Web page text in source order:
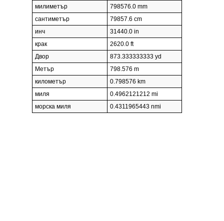
милиметър
798576.0 mm
сантиметър
79857.6 cm
инч
31440.0 in
крак
2620.0 ft
Двор
873.333333333 yd
Метър
798.576 m
километър
0.798576 km
миля
0.4962121212 mi
морска миля
0.4311965443 nmi